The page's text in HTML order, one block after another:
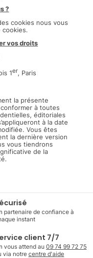
?
cookies nous vous
cookies.
vos droits
1er, Paris
la présente
à toutes
éditoriales
à la date
Vous êtes
la dernière version
vous tiendrons
de la
partenaire de confiance à
instant
client 7/7
vous attend au 09 74 99 72 75
via notrecentre d'aide